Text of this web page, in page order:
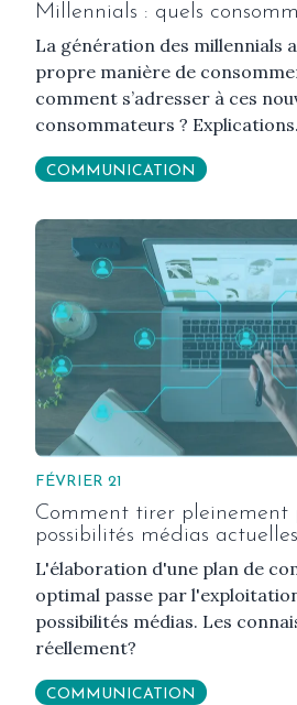
Millennials : quels
La génération des millennials
propre manière de
comment s’adresser à ces
consommateurs ? Explications.
COMMUNICATION
FÉVRIER 21
Comment tirer pleinement
possibilités médias actuelles
L'élaboration d'une plan de
optimal passe par
possibilités médias. Les
réellement?
COMMUNICATION